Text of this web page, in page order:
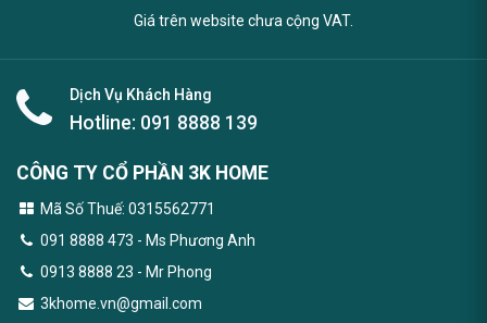
Giá trên website chưa cộng VAT.
Dịch Vụ Khách Hàng
Hotline: 091 8888 139
CÔNG TY CỔ PHẦN 3K HOME
Mã Số Thuế: 0315562771
091 8888 473 - Ms Phương Anh
0913 8888 23 - Mr Phong
3khome.vn@gmail.com